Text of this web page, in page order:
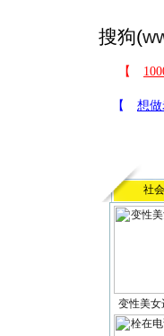
搜狗(
社
变性美女